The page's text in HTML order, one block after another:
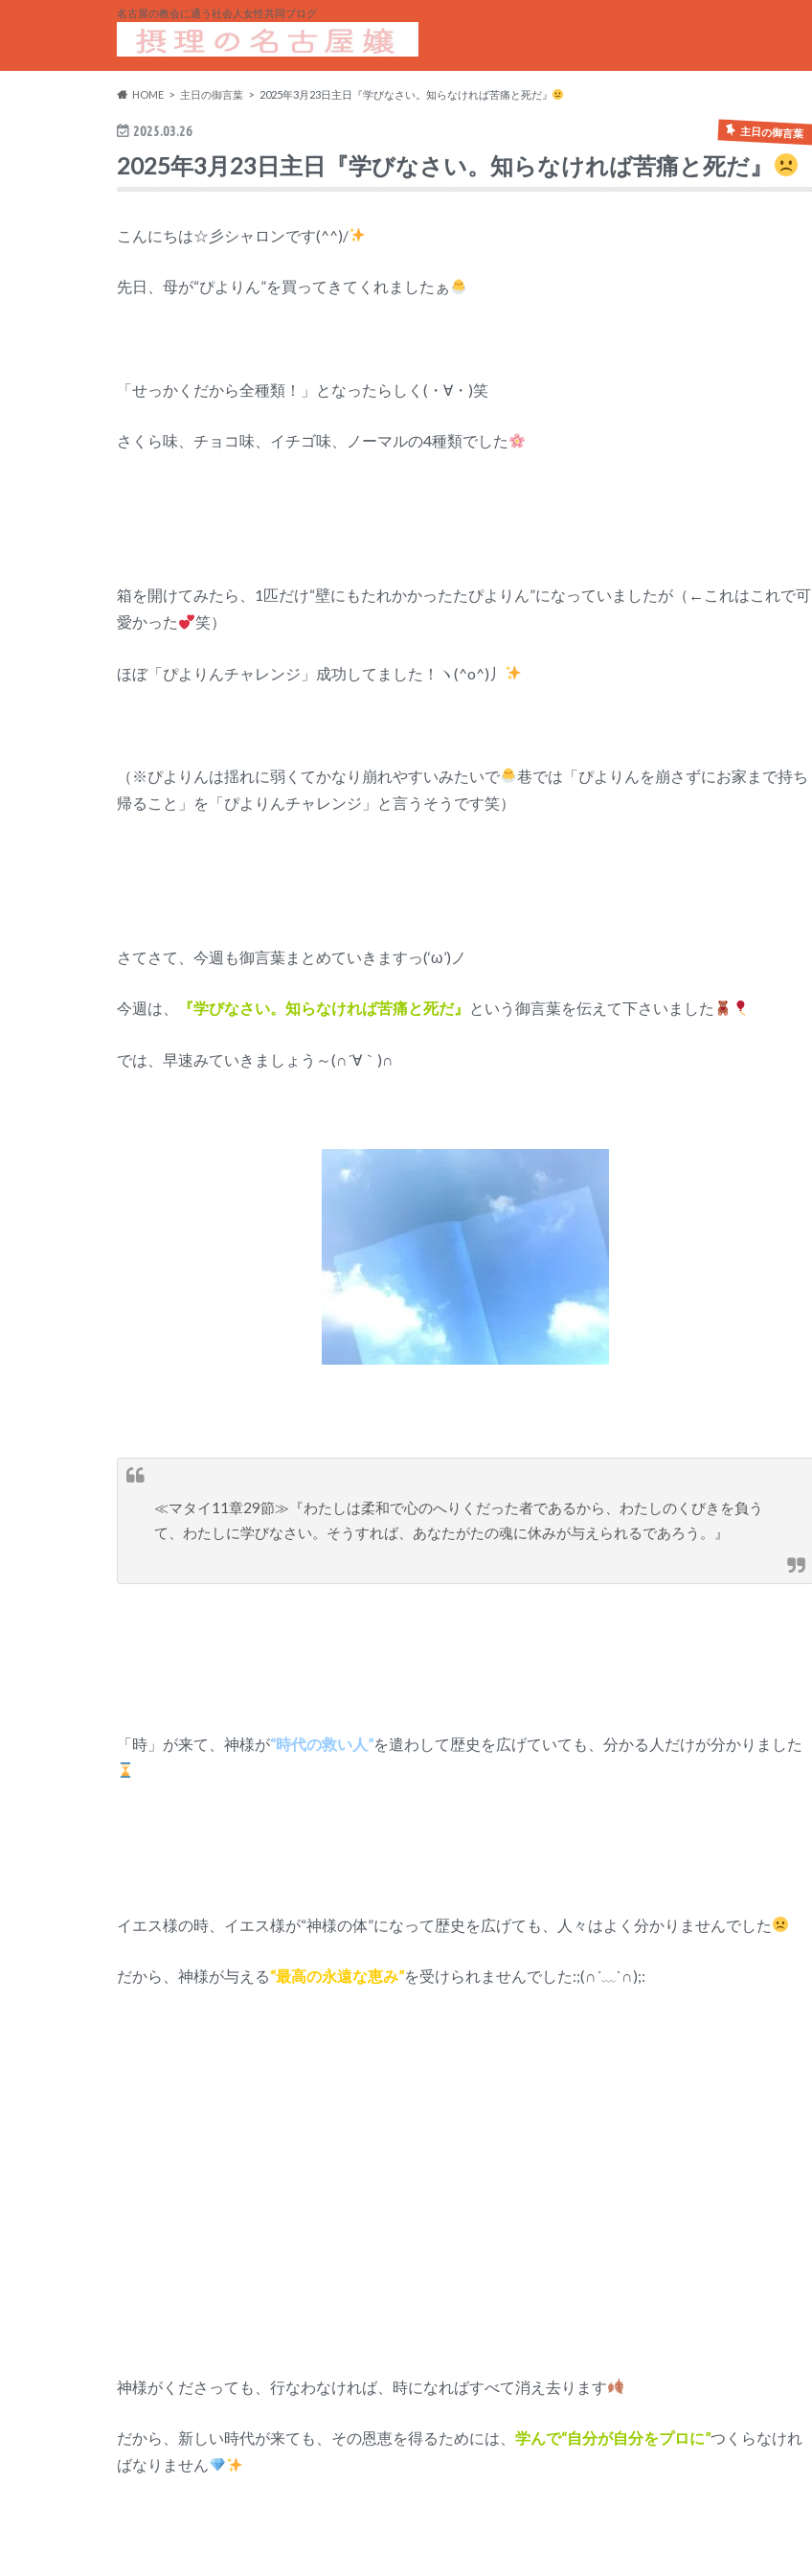
名古屋の教会に通う社会人女性共同ブログ
HOME 主日の御言葉 2025年3月23日主日『学びなさい。知らなければ苦痛と死だ』
2025.03.26 主日の御言葉
2025年3月23日主日『学びなさい。知らなければ苦痛と死だ』
こんにちは☆彡シャロンです(^^)/
先日、母が“ぴよりん”を買ってきてくれましたぁ
「せっかくだから全種類！」となったらしく(・∀・)笑
さくら味、チョコ味、イチゴ味、ノーマルの4種類でした
箱を開けてみたら、1匹だけ“壁にもたれかかったたぴよりん”になっていましたが（←これはこれで可
愛かった
笑）
ほぼ「ぴよりんチャレンジ」成功してました！ヽ(^o^)丿
（※ぴよりんは揺れに弱くてかなり崩れやすいみたいで
巷では「ぴよりんを崩さずにお家まで持ち
帰ること」を「ぴよりんチャレンジ」と言うそうです笑）
さてさて、今週も御言葉まとめていきますっ(‘ω’)ノ
今週は、 『学びなさい。知らなければ苦痛と死だ』 という御言葉を伝えて下さいました
では、早速みていきましょう～(∩´∀｀)∩
≪マタイ11章29節≫『わたしは柔和で心のへりくだった者であるから、わたしのくびきを負う
て、わたしに学びなさい。そうすれば、あなたがたの魂に休みが与えられるであろう。』
「時」が来て、神様が“時代の救い人”を遣わして歴史を広げていても、分かる人だけが分かりました
イエス様の時、イエス様が“神様の体”になって歴史を広げても、人々はよく分かりませんでした
だから、神様が与える“最高の永遠な恵み”を受けられませんでした:;(∩´﹏`∩);:
神様がくださっても、行なわなければ、時になればすべて消え去ります
だから、新しい時代が来ても、その恩恵を得るためには、 学んで“自分が自分をプロに”つくらなけれ
ばなりません